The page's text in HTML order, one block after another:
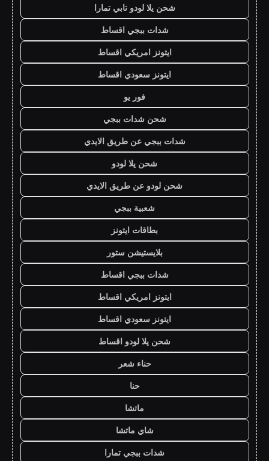
شحن يلا لودو تابي تمارا
شدات ببجي اقساط
ايتونز امريكي اقساط
ايتونز سعودي اقساط
فور يو
شحن شدات ببجي
شدات ببجي عن طريق الايدي
شحن يلا لودو
شحن لودو عن طريق الايدي
شعبية ببجي
بطاقات ايتونز
بلايستيشن ستور
شدات ببجي اقساط
ايتونز امريكي اقساط
ايتونز سعودي اقساط
شحن يلا لودو اقساط
حناء شعر
حنا
ماتشا
شاي ماتشا
شدات ببجي تمارا